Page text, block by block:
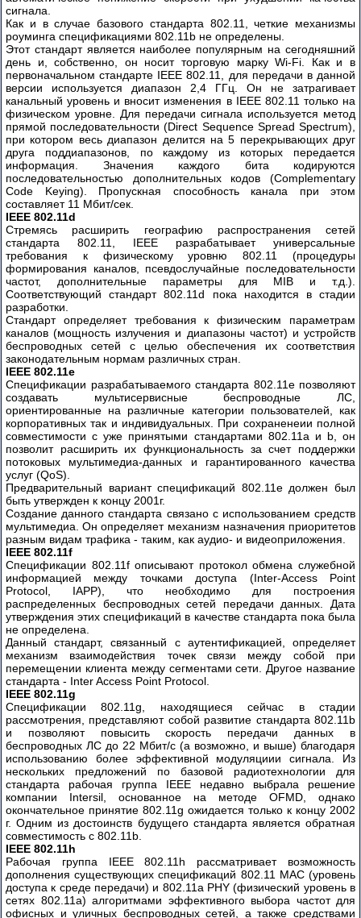
сигнала.
Как и в случае базового стандарта 802.11, четкие механизмы
роуминга спецификациями 802.11b не определены.
Этот стандарт является наиболее популярным на сегодняшний
день и, собственно, он носит торговую марку Wi-Fi. Как и в
первоначальном стандарте IEEE 802.11, для передачи в данной
версии используется диапазон 2,4 ГГц. Он не затрагивает
канальный уровень и вносит изменения в IEEE 802.11 только на
физическом уровне. Для передачи сигнала используется метод
прямой последовательности (Direct Sequence Spread Spectrum),
при котором весь диапазон делится на 5 перекрывающих друг
друга поддиапазонов, по каждому из которых передается
информация. Значения каждого бита кодируются
последовательностью дополнительных кодов (Complementary
Code Keying). Пропускная способность канала при этом
составляет 11 Мбит/сек.
IEEE 802.11d
Стремясь расширить географию распространения сетей
стандарта 802.11, IEEE разрабатывает универсальные
требования к физическому уровню 802.11 (процедуры
формирования каналов, псевдослучайные последовательности
частот, дополнительные параметры для MIB и т.д.).
Соответствующий стандарт 802.11d пока находится в стадии
разработки.
Стандарт определяет требования к физическим параметрам
каналов (мощность излучения и диапазоны частот) и устройств
беспроводных сетей с целью обеспечения их соответствия
законодательным нормам различных стран.
IEEE 802.11e
Спецификации разрабатываемого стандарта 802.11е позволяют
создавать мультисервисные беспроводные ЛС,
ориентированные на различные категории пользователей, как
корпоративных так и индивидуальных. При сохраненеии полной
совместимости с уже принятыми стандартами 802.11а и b, он
позволит расширить их функциональность за счет поддержки
потоковых мультимедиа-данных и гарантированного качества
услуг (QoS).
Предварительный вариант спецификаций 802.11е должен был
быть утвержден к концу 2001г.
Создание данного стандарта связано с использованием средств
мультимедиа. Он определяет механизм назначения приоритетов
разным видам трафика - таким, как аудио- и видеоприложения.
IEEE 802.11f
Cпецификации 802.11f описывают протокол обмена служебной
информацией между точками доступа (Inter-Access Point
Protocol, IAPP), что необходимо для построения
распределенных беспроводных сетей передачи данных. Дата
утверждения этих спецификаций в качестве стандарта пока была
не определена.
Данный стандарт, связанный с аутентификацией, определяет
механизм взаимодействия точек связи между собой при
перемещении клиента между сегментами сети. Другое название
стандарта - Inter Access Point Protocol.
IEEE 802.11g
Спецификации 802.11g, находящиеся сейчас в стадии
рассмотрения, представляют собой развитие стандарта 802.11b
и позволяют повысить скорость передачи данных в
беспроводных ЛС до 22 Мбит/с (а возможно, и выше) благодаря
использованию более эффективной модуляциии сигнала. Из
нескольких предложений по базовой радиотехнологии для
стандарта рабочая группа IEEE недавно выбрала решение
компании Intersil, основанное на методе OFMD, однако
окончательное принятие 802.11g ожидается только к концу 2002
г. Одним из достоинств будущего стандарта является обратная
совместимость с 802.11b.
IEEE 802.11h
Рабочая группа IEEE 802.11h рассматривает возможность
дополнения существующих спецификаций 802.11 MAC (уровень
доступа к среде передачи) и 802.11a PHY (физический уровень в
сетях 802.11a) алгоритмами эффективного выбора частот для
офисных и уличных беспроводных сетей, а также средствами